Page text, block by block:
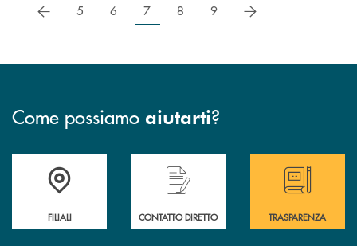
precedente
5 6 7 8 9 successivo
Come possiamo aiutarti?
Trova la filiale più vicina a te
FILIALI
Hai bisogno di assistenza immediata ?
CONTATTO DIRETTO
Hai bisogno di
TRASPARENZA